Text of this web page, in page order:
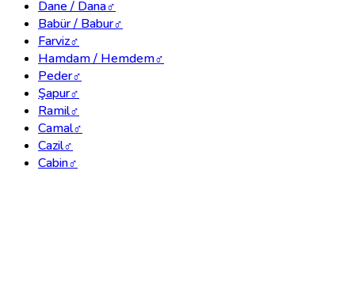
Dane / Dana♂
Babür / Babur♂
Farviz♂
Hamdam / Hemdem♂
Peder♂
Şapur♂
Ramil♂
Camal♂
Cazil♂
Cabin♂